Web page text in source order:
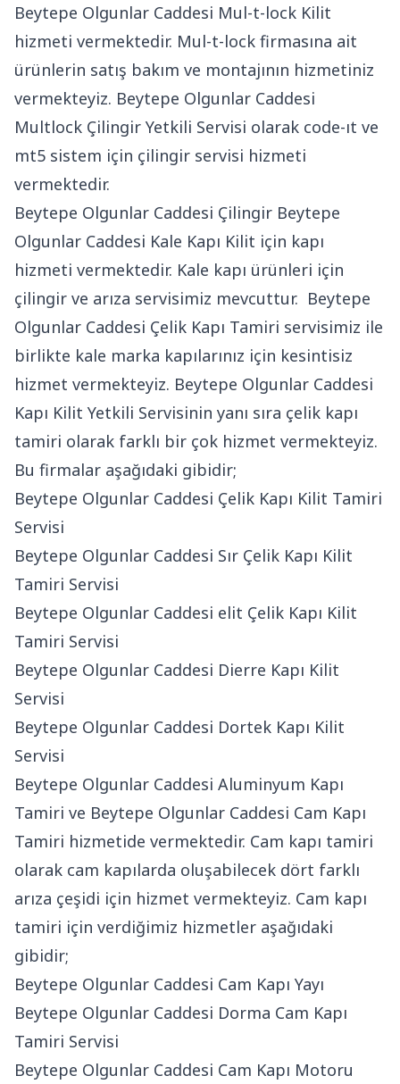
Beytepe Olgunlar Caddesi Mul-t-lock Kilit
hizmeti vermektedir. Mul-t-lock firmasına ait
ürünlerin satış bakım ve montajının hizmetiniz
vermekteyiz. Beytepe Olgunlar Caddesi
Multlock Çilingir Yetkili Servisi olarak code-ıt ve
mt5 sistem için çilingir servisi hizmeti
vermektedir.
Beytepe Olgunlar Caddesi Çilingir Beytepe
Olgunlar Caddesi Kale Kapı Kilit için kapı
hizmeti vermektedir. Kale kapı ürünleri için
çilingir ve arıza servisimiz mevcuttur. Beytepe
Olgunlar Caddesi Çelik Kapı Tamiri servisimiz ile
birlikte kale marka kapılarınız için kesintisiz
hizmet vermekteyiz. Beytepe Olgunlar Caddesi
Kapı Kilit Yetkili Servisinin yanı sıra çelik kapı
tamiri olarak farklı bir çok hizmet vermekteyiz.
Bu firmalar aşağıdaki gibidir;
Beytepe Olgunlar Caddesi Çelik Kapı Kilit Tamiri
Servisi
Beytepe Olgunlar Caddesi Sır Çelik Kapı Kilit
Tamiri Servisi
Beytepe Olgunlar Caddesi elit Çelik Kapı Kilit
Tamiri Servisi
Beytepe Olgunlar Caddesi Dierre Kapı Kilit
Servisi
Beytepe Olgunlar Caddesi Dortek Kapı Kilit
Servisi
Beytepe Olgunlar Caddesi Aluminyum Kapı
Tamiri ve Beytepe Olgunlar Caddesi Cam Kapı
Tamiri hizmetide vermektedir. Cam kapı tamiri
olarak cam kapılarda oluşabilecek dört farklı
arıza çeşidi için hizmet vermekteyiz. Cam kapı
tamiri için verdiğimiz hizmetler aşağıdaki
gibidir;
Beytepe Olgunlar Caddesi Cam Kapı Yayı
Beytepe Olgunlar Caddesi Dorma Cam Kapı
Tamiri Servisi
Beytepe Olgunlar Caddesi Cam Kapı Motoru